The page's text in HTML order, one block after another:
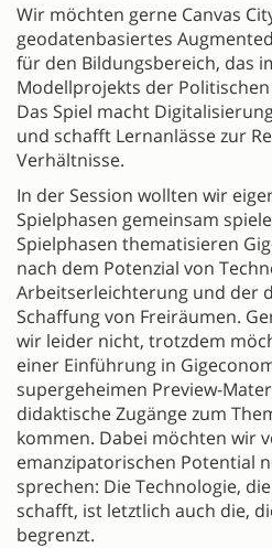
Wir möchten gerne Canvas
geodatenbasiertes
für den Bildungsbereich, das
Modellprojekts der
Das Spiel macht
und schafft Lernanlässe zur
Verhältnisse.
In der Session wollten wir
Spielphasen gemeinsam
Spielphasen thematisieren
nach dem Potenzial von
Arbeitserleichterung und der
Schaffung von Freiräumen.
wir leider nicht, trotzdem
einer Einführung in
supergeheimen Preview-
didaktische Zugänge zum
kommen. Dabei möchten wir
emanzipatorischen Potential
sprechen: Die Technologie,
schafft, ist letztlich auch die,
begrenzt.